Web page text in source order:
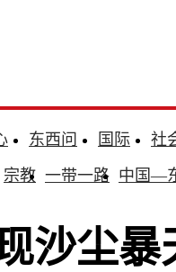
东西问 国际
社
宗教 一带一路 中国—
沙尘暴